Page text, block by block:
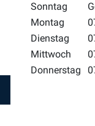
Sonntag
Montag
Dienstag
Mittwoch
Donnerstag